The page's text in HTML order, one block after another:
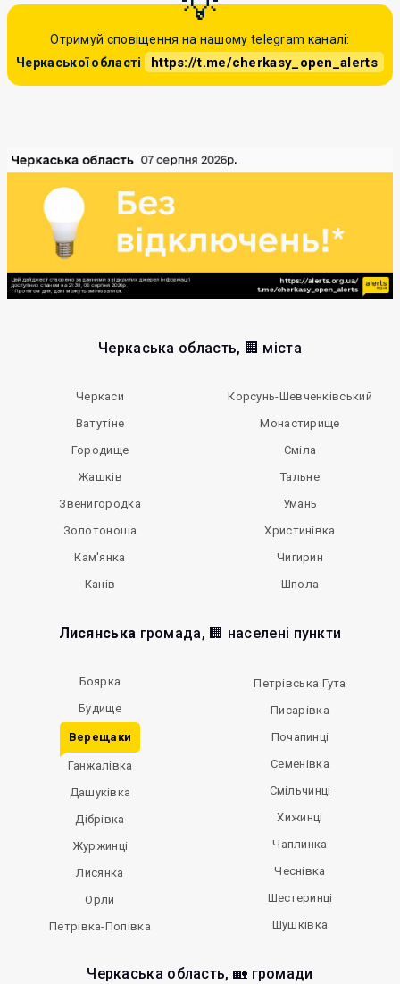
Отримуй сповіщення на нашому telegram каналі:
Черкаської області
https://t.me/cherkasy_open_alerts
Черкаська область, 🏢 міста
Черкаси
Ватутіне
Городище
Жашків
Звенигородка
Золотоноша
Кам'янка
Канів
Корсунь-Шевченківський
Монастирище
Сміла
Тальне
Умань
Христинівка
Чигирин
Шпола
Лисянська громада, 🏢 населені пункти
Боярка
Будище
Верещаки
Ганжалівка
Дашуківка
Дібрівка
Журжинці
Лисянка
Орли
Петрівка-Попівка
Петрівська Гута
Писарівка
Почапинці
Семенівка
Смільчинці
Хижинці
Чаплинка
Чеснівка
Шестеринці
Шушківка
Черкаська область, 🏡 громади